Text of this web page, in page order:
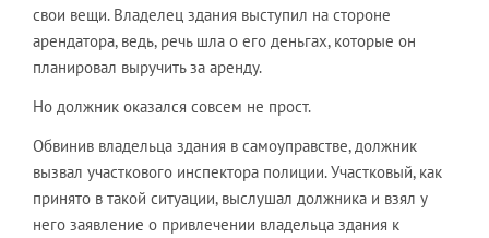
свои вещи. Владелец здания выступил на стороне
арендатора, ведь, речь шла о его деньгах, которые он
планировал выручить за аренду.
Но должник оказался совсем не прост.
Обвинив владельца здания в самоуправстве, должник
вызвал участкового инспектора полиции. Участковый, как
принято в такой ситуации, выслушал должника и взял у
него заявление о привлечении владельца здания к